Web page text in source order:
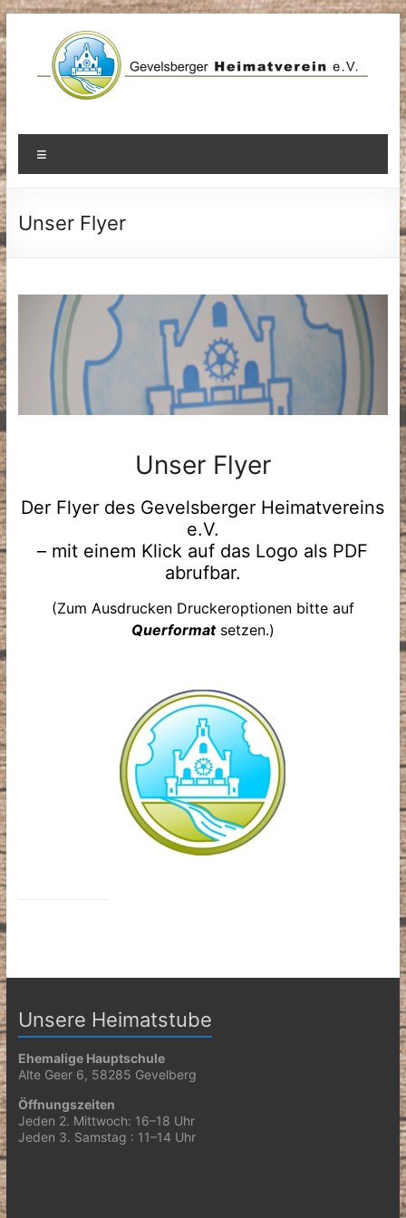
Zum
Inhalt
springen
Unser Flyer
Unser Flyer
Der Flyer des Gevelsberger Heimatvereins
e.V.
– mit einem Klick auf das Logo als PDF
abrufbar.
(Zum Ausdrucken Druckeroptionen bitte auf
Querformatsetzen.)
Unsere Heimatstube
Ehemalige Hauptschule
Alte Geer 6, 58285 Gevelberg
Öffnungszeiten
Jeden 2. Mittwoch: 16–18 Uhr
Jeden 3. Samstag : 11–14 Uhr